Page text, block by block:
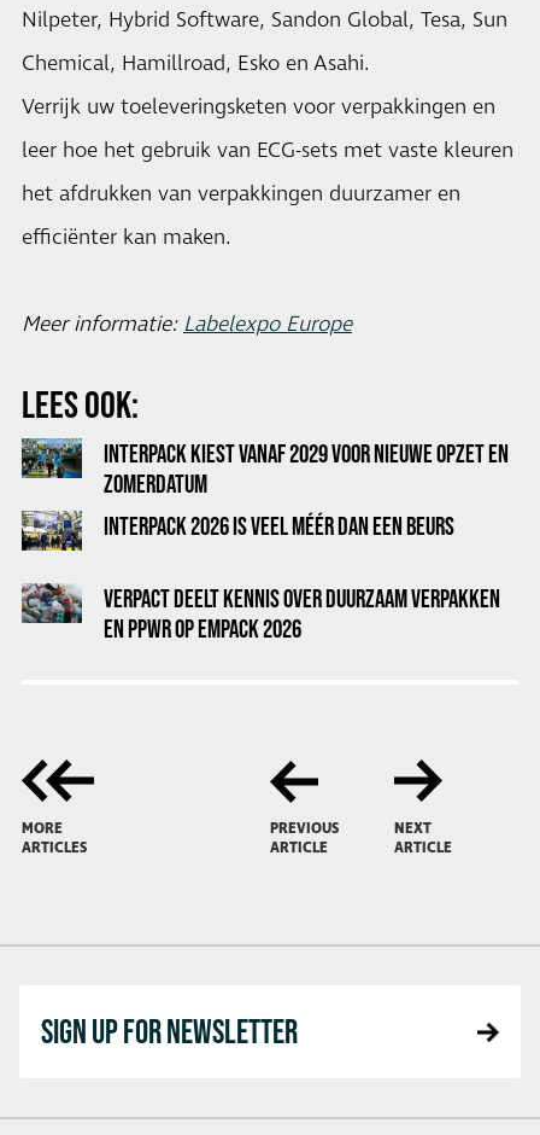
Nilpeter, Hybrid Software, Sandon Global, Tesa, Sun
Chemical, Hamillroad, Esko en Asahi.
Verrijk uw toeleveringsketen voor verpakkingen en
leer hoe het gebruik van ECG-sets met vaste kleuren
het afdrukken van verpakkingen duurzamer en
efficiënter kan maken.
Meer informatie:Labelexpo Europe
LEES OOK:
INTERPACK KIEST VANAF 2029 VOOR NIEUWE OPZET EN
ZOMERDATUM
INTERPACK 2026 IS VEEL MÉÉR DAN EEN BEURS
VERPACT DEELT KENNIS OVER DUURZAAM VERPAKKEN
EN PPWR OP EMPACK 2026
MORE
ARTICLES
PREVIOUS
ARTICLE
NEXT
ARTICLE
SIGN UP FOR NEWSLETTER